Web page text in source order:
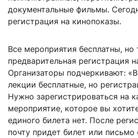
документальные фильмы.
регистрация на кинопоказы.
Все мероприятия бесплатны, но
предварительная регистрация
Организаторы подчеркивают:
лекции бесплатные, но
Нужно зарегистрироваться на
мероприятие, которое вы
единого билета нет. После
почту придет билет или